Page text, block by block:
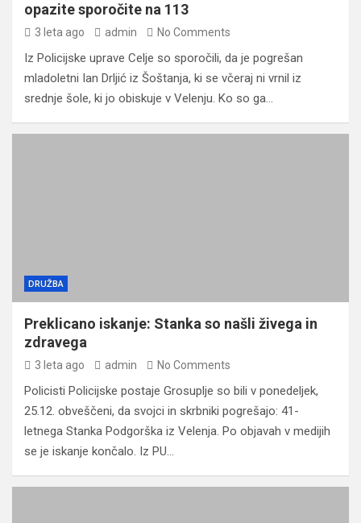
opazite sporočite na 113
3 leta ago admin No Comments
Iz Policijske uprave Celje so sporočili, da je pogrešan
mladoletni Ian Drljić iz Šoštanja, ki se včeraj ni vrnil iz
srednje šole, ki jo obiskuje v Velenju. Ko so ga…
DRUŽBA
Preklicano iskanje: Stanka so našli živega in
zdravega
3 leta ago admin No Comments
Policisti Policijske postaje Grosuplje so bili v ponedeljek,
25.12. obveščeni, da svojci in skrbniki pogrešajo: 41-
letnega Stanka Podgorška iz Velenja. Po objavah v medijih
se je iskanje končalo. Iz PU…